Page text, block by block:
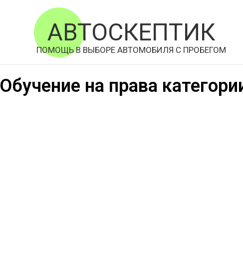
АВТОСКЕПТИК
ПОМОЩЬ В ВЫБОРЕ АВТОМОБИЛЯ С ПРОБЕГОМ
Обучение на права